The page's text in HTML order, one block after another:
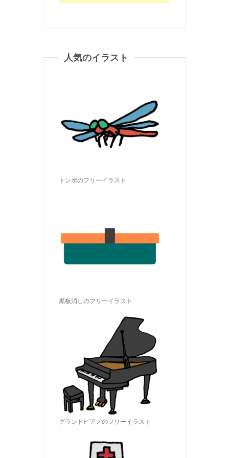
人気のイラスト
トンボのフリーイラスト
黒板消しのフリーイラスト
グランドピアノのフリーイラスト